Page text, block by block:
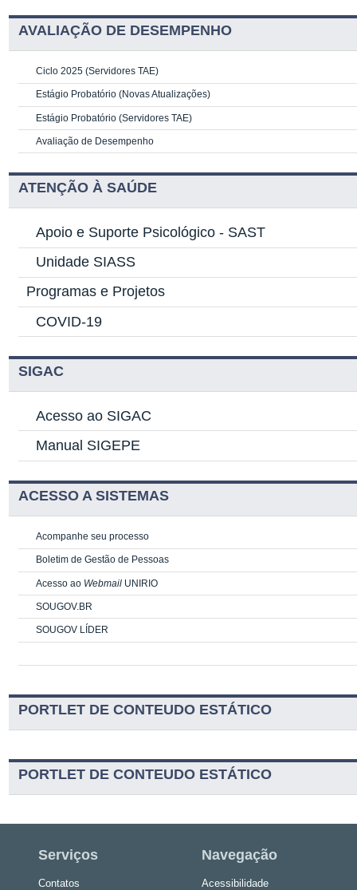
AVALIAÇÃO DE DESEMPENHO
Ciclo 2025 (Servidores TAE)
Estágio Probatório (Novas Atualizações)
Estágio Probatório (Servidores TAE)
Avaliação de Desempenho
ATENÇÃO À SAÚDE
Apoio e Suporte Psicológico - SAST
Unidade SIASS
Programas e Projetos
COVID-19
SIGAC
Acesso ao SIGAC
Manual SIGEPE
ACESSO A SISTEMAS
Acompanhe seu processo
Boletim de Gestão de Pessoas
Acesso ao Webmail UNIRIO
SOUGOV.BR
SOUGOV LÍDER
PORTLET DE CONTEUDO ESTÁTICO
PORTLET DE CONTEUDO ESTÁTICO
Serviços
Contatos
Navegação
Acessibilidade